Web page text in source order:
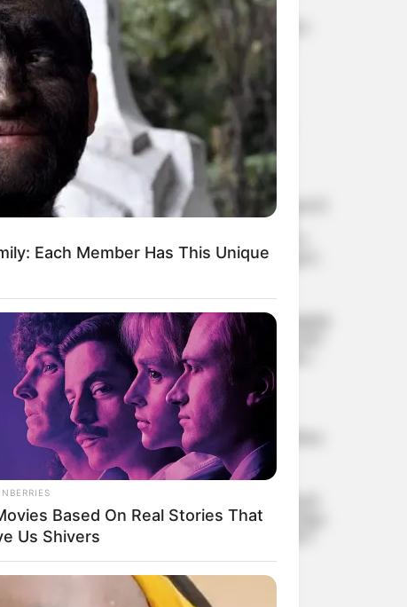
സമരത്തിന് മുന്നറിയിപ്പ്
വിഴിഞ്ഞം തുറമുഖ
വികസനത്തിന് റെയിൽവേ
കരുത്ത്; ബാലരാമപുരം
റെയിൽപാത പിഎം
ഗതിശക്തി മാസ്റ്റർ പ്ലാനിൽ,
നിർമാണ ചുമതല വിസിലിന്
എബിവിപി നേതാവ്
ശ്യാമപ്രസാദ് വധക്കേസ്;
അഡ്വ. പി. പ്രേമരാജനെ
സ്പെഷൽ പബ്ലിക്
പ്രോസിക്യൂട്ടറായി നിയമിച്ച്
സർക്കാർ, അമ്മയുടെ
വർഷങ്ങൾ നീണ്ട
നടപടി
മദ്യപിച്ച് വാഹനമോടിച്ച കേസ്;
യുട്യൂബർ ഹെലൻ ഓഫ്
സ്പാർട്ടയുടെ ലൈസൻസ്
സസ്പെൻഡ് ചെയ്തു, മൂന്ന്
വിലക്ക്
കേരളത്തിലെ
സ്വാതന്ത്ര്യദിനാഘോഷങ്ങളിൽ
വന്ദേമാതരം നിർബന്ധമാക്കി
സർക്കാർ; കേന്ദ്ര നിർദ്ദേശം
നടപ്പാക്കാൻ ചീഫ്
സെക്രട്ടറിയുടെ ഉത്തരവ്
മുഖ്യമന്ത്രിക്കെതിരെ
ഫേസ്ബുക്ക് പോസ്റ്റ്;
അർജുൻ ആയങ്കിക്കെതിരെ
വീണ്ടും കേസ്
ഗ്രാമപഞ്ചായത്ത് പ്രസിഡന്റും
വെടിയേറ്റ് മരിച്ചു
Each Member Has This Unique
Based On Real Stories That
Us Shivers